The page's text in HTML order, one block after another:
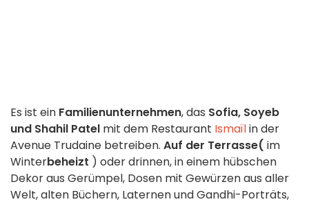
Es ist ein Familienunternehmen, das Sofia, Soyeb
und Shahil Patel mit dem Restaurant Ismaïlin der
Avenue Trudaine betreiben. Auf der Terrasse( im
Winterbeheizt ) oder drinnen, in einem hübschen
Dekor aus Gerümpel, Dosen mit Gewürzen aus aller
Welt, alten Büchern, Laternen und Gandhi-Porträts,